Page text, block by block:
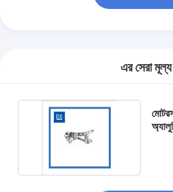
এর সেরা